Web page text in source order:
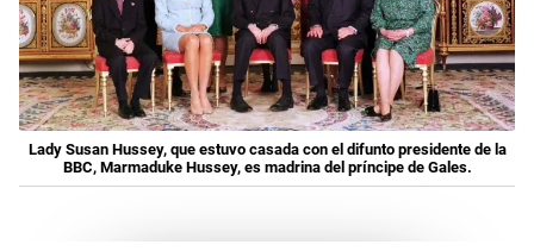
Lady Susan Hussey, que estuvo casada con el difunto presidente de la
BBC, Marmaduke Hussey, es madrina del príncipe de Gales.